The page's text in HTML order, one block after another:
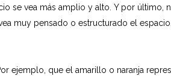
se vea más amplio y alto. Y por último,
muy pensado o estructurado el
ejemplo, que el amarillo o naranja